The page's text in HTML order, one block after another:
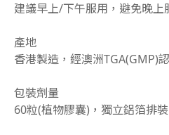
建議早上/下午服用，避免晚上
產地
香港製造，經澳洲TGA(GMP)
包裝劑量
60粒(植物膠囊)，獨立鋁箔排裝